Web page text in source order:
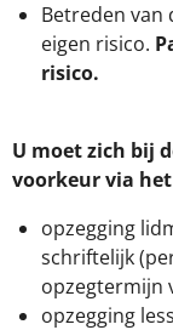
Betreden van
eigen risico.
risico.
U moet zich bij
voorkeur via
opzegging
schriftelijk
opzegtermijn
opzegging